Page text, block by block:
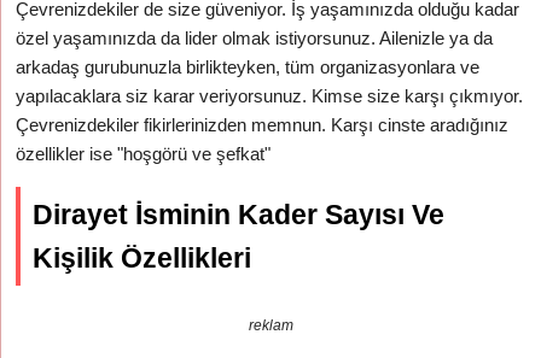
Çevrenizdekiler de size güveniyor. İş yaşamınızda olduğu kadar
özel yaşamınızda da lider olmak istiyorsunuz. Ailenizle ya da
arkadaş gurubunuzla birlikteyken, tüm organizasyonlara ve
yapılacaklara siz karar veriyorsunuz. Kimse size karşı çıkmıyor.
Çevrenizdekiler fikirlerinizden memnun. Karşı cinste aradığınız
özellikler ise "hoşgörü ve şefkat"
Dirayet İsminin Kader Sayısı Ve
Kişilik Özellikleri
reklam